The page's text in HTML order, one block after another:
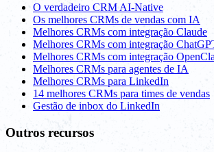
O verdadeiro CRM AI-Native
Os melhores CRMs de vendas com IA
Melhores CRMs com integração Claude
Melhores CRMs com integração
Melhores CRMs com integração
Melhores CRMs para agentes de IA
Melhores CRMs para LinkedIn
14 melhores CRMs para times de vendas
Gestão de inbox do LinkedIn
Outros recursos